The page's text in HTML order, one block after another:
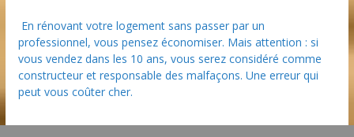
En rénovant votre logement sans passer par un
professionnel, vous pensez économiser. Mais attention : si
vous vendez dans les 10 ans, vous serez considéré comme
constructeur et responsable des malfaçons. Une erreur qui
peut vous coûter cher.